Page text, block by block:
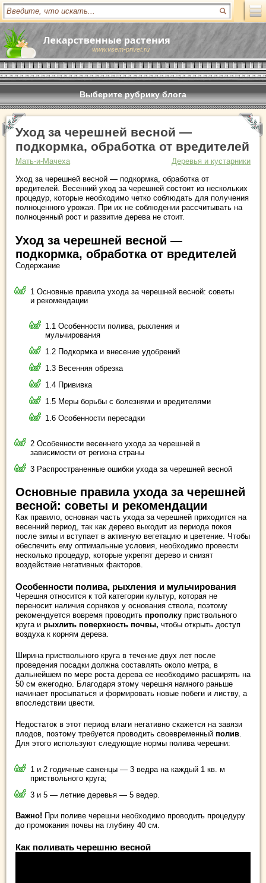
www.vsem-privet.ru
Выберите рубрику блога
Уход за черешней весной —
подкормка, обработка от вредителей
Мать-и-Мачеха
Деревья и кустарники
Уход за черешней весной — подкормка, обработка от
вредителей. Весенний уход за черешней состоит из нескольких
процедур, которые необходимо четко соблюдать для получения
полноценного урожая. При их не соблюдении рассчитывать на
полноценный рост и развитие дерева не стоит.
Уход за черешней весной —
подкормка, обработка от вредителей
Содержание
1 Основные правила ухода за черешней весной: советы
и рекомендации
1.1 Особенности полива, рыхления и
мульчирования
1.2 Подкормка и внесение удобрений
1.3 Весенняя обрезка
1.4 Прививка
1.5 Меры борьбы с болезнями и вредителями
1.6 Особенности пересадки
2 Особенности весеннего ухода за черешней в
зависимости от региона страны
3 Распространенные ошибки ухода за черешней весной
Основные правила ухода за черешней
весной: советы и рекомендации
Как правило, основная часть ухода за черешней приходится на
весенний период, так как дерево выходит из периода покоя
после зимы и вступает в активную вегетацию и цветение. Чтобы
обеспечить ему оптимальные условия, необходимо провести
несколько процедур, которые укрепят дерево и снизят
воздействие негативных факторов.
Особенности полива, рыхления и мульчирования
Черешня относится к той категории культур, которая не
переносит наличия сорняков у основания ствола, поэтому
рекомендуется вовремя проводить прополку приствольного
круга и рыхлить поверхность почвы, чтобы открыть доступ
воздуха к корням дерева.
Ширина приствольного круга в течение двух лет после
проведения посадки должна составлять около метра, в
дальнейшем по мере роста дерева ее необходимо расширять на
50 см ежегодно. Благодаря этому черешня намного раньше
начинает просыпаться и формировать новые побеги и листву, а
впоследствии цвести.
Недостаток в этот период влаги негативно скажется на завязи
плодов, поэтому требуется проводить своевременный полив.
Для этого используют следующие нормы полива черешни:
1 и 2 годичные саженцы — 3 ведра на каждый 1 кв. м
приствольного круга;
3 и 5 — летние деревья — 5 ведер.
Важно! При поливе черешни необходимо проводить процедуру
до промокания почвы на глубину 40 см.
Как поливать черешню весной